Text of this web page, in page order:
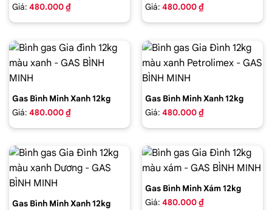
Giá: 480.000 ₫
Giá: 480.000 ₫
Gas Bình Minh Xanh 12kg
Giá: 480.000 ₫
Gas Bình Minh Xanh 12kg
Giá: 480.000 ₫
Gas Bình Minh Xanh 12kg
Gas Bình Minh Xám 12kg
Giá: 480.000 ₫